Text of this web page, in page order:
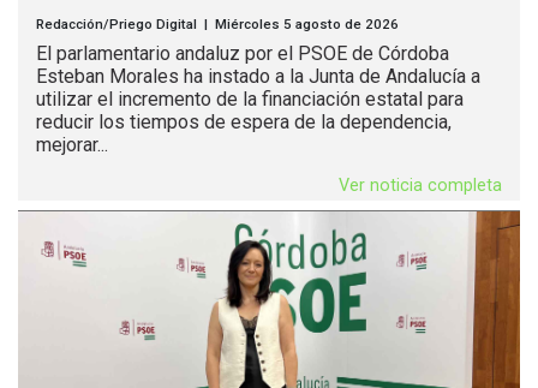
Redacción/Priego Digital | Miércoles 5 agosto de 2026
El parlamentario andaluz por el PSOE de Córdoba
Esteban Morales ha instado a la Junta de Andalucía a
utilizar el incremento de la financiación estatal para
reducir los tiempos de espera de la dependencia,
mejorar...
Ver noticia completa